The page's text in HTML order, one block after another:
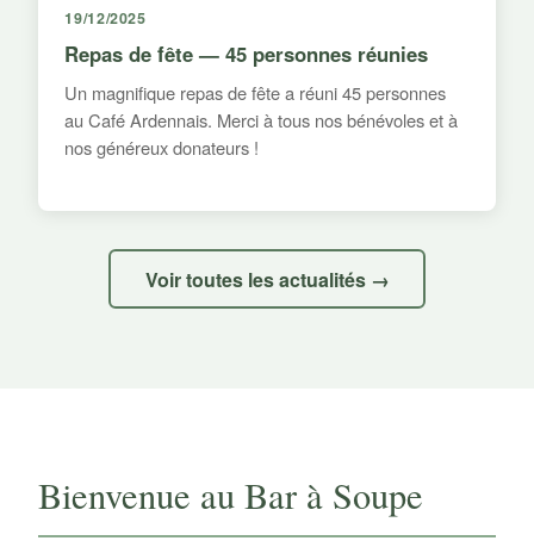
19/12/2025
Repas de fête — 45 personnes réunies
Un magnifique repas de fête a réuni 45 personnes
au Café Ardennais. Merci à tous nos bénévoles et à
nos généreux donateurs !
Voir toutes les actualités →
Bienvenue au Bar à Soupe